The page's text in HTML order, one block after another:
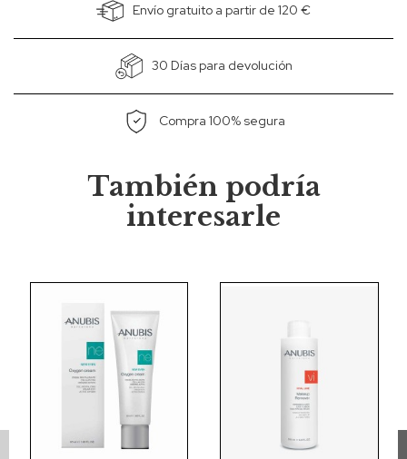
Envío gratuito a partir de 120 €
30 Días para devolución
Compra 100% segura
También podría
interesarle